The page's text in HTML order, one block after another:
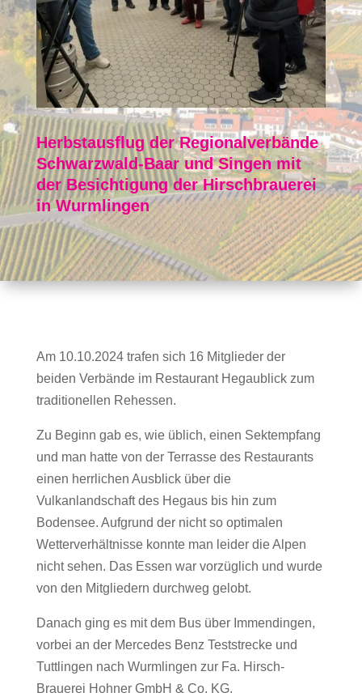
Herbstausflug der Regionalverbände
Schwarzwald-Baar und Singen mit
der Besichtigung der Hirschbrauerei
in Wurmlingen
Am 10.10.2024 trafen sich 16 Mitglieder der
beiden Verbände im Restaurant Hegaublick zum
traditionellen Rehessen.
Zu Beginn gab es, wie üblich, einen Sektempfang
und man hatte von der Terrasse des Restaurants
einen herrlichen Ausblick über die
Vulkanlandschaft des Hegaus bis hin zum
Bodensee. Aufgrund der nicht so optimalen
Wetterverhältnisse konnte man leider die Alpen
nicht sehen. Das Essen war vorzüglich und wurde
von den Mitgliedern durchweg gelobt.
Danach ging es mit dem Bus über Immendingen,
vorbei an der Mercedes Benz Teststrecke und
Tuttlingen nach Wurmlingen zur Fa. Hirsch-
Brauerei Hohner GmbH & Co. KG.